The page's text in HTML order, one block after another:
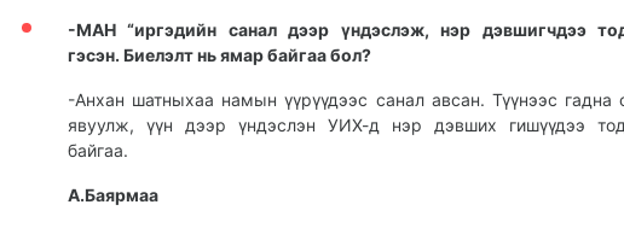
-МАН “иргэдийн санал дээр үндэслэж, нэр дэвшигчдээ
гэсэн. Биелэлт нь ямар байгаа бол?
-Анхан шатныхаа намын үүрүүдээс санал авсан. Түүнээс гадна
явуулж, үүн дээр үндэслэн УИХ-д нэр дэвших гишүүдээ
байгаа.
А.Баярмаа